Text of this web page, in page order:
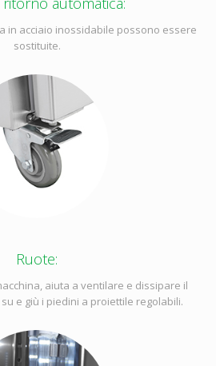
in acciaio inossidabile possono essere
sostituite.
Ruote:
aiuta a ventilare e dissipare il
e giù i piedini a proiettile regolabili.